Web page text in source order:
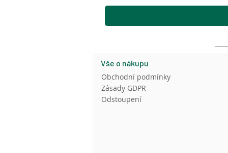
Vše o nákupu
Obchodní podmínky
Zásady GDPR
Odstoupení